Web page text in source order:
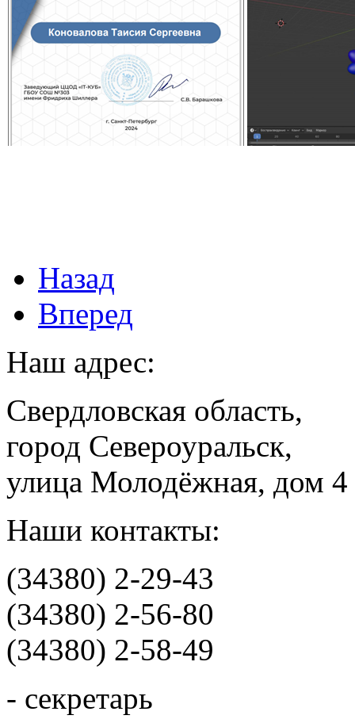
Назад
Вперед
Наш адрес:
Свердловская область,
город Североуральск,
улица Молодёжная, дом 4
Наши контакты:
(34380) 2-29-43
(34380) 2-56-80
(34380) 2-58-49
- секретарь